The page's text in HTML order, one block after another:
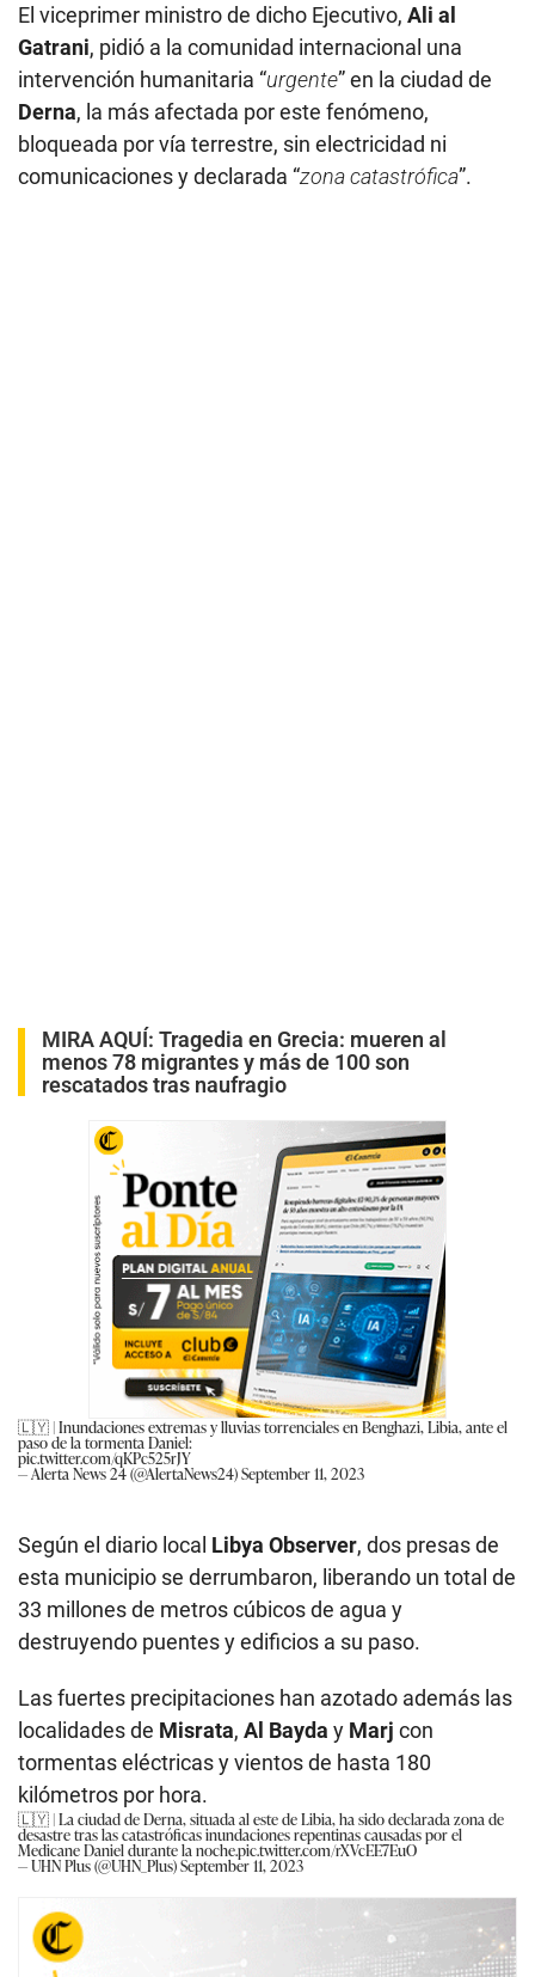
El viceprimer ministro de dicho Ejecutivo, Ali al
Gatrani, pidió a la comunidad internacional una
intervención humanitaria “urgente” en la ciudad de
Derna, la más afectada por este fenómeno,
bloqueada por vía terrestre, sin electricidad ni
comunicaciones y declarada “zona catastrófica”.
MIRA AQUÍ: Tragedia en Grecia: mueren al
menos 78 migrantes y más de 100 son
rescatados tras naufragio
🇱🇾 | Inundaciones extremas y lluvias torrenciales en Benghazi, Libia, ante el
paso de la tormenta Daniel:
pic.twitter.com/qKPc525rJY
— Alerta News 24 (@AlertaNews24)September 11, 2023
Según el diario local Libya Observer, dos presas de
esta municipio se derrumbaron, liberando un total de
33 millones de metros cúbicos de agua y
destruyendo puentes y edificios a su paso.
Las fuertes precipitaciones han azotado además las
localidades de Misrata, Al Bayda y Marj con
tormentas eléctricas y vientos de hasta 180
kilómetros por hora.
🇱🇾 | La ciudad de Derna, situada al este de Libia, ha sido declarada zona de
desastre tras las catastróficas inundaciones repentinas causadas por el
Medicane Daniel durante la noche.pic.twitter.com/rXVcEE7EuO
— UHN Plus (@UHN_Plus)September 11, 2023